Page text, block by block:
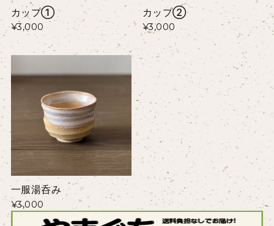
カップ①
¥3,000
カップ②
¥3,000
一服湯呑み
¥3,000